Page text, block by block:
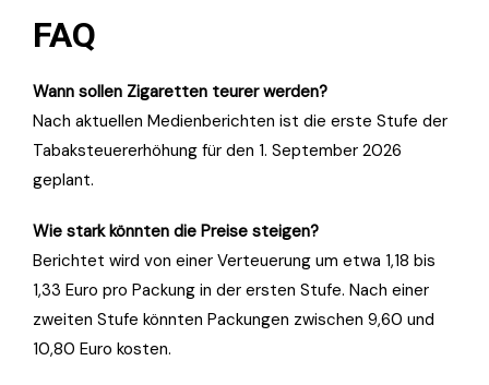
FAQ
Wann sollen Zigaretten teurer werden?
Nach aktuellen Medienberichten ist die erste Stufe der
Tabaksteuererhöhung für den 1. September 2026
geplant.
Wie stark könnten die Preise steigen?
Berichtet wird von einer Verteuerung um etwa 1,18 bis
1,33 Euro pro Packung in der ersten Stufe. Nach einer
zweiten Stufe könnten Packungen zwischen 9,60 und
10,80 Euro kosten.